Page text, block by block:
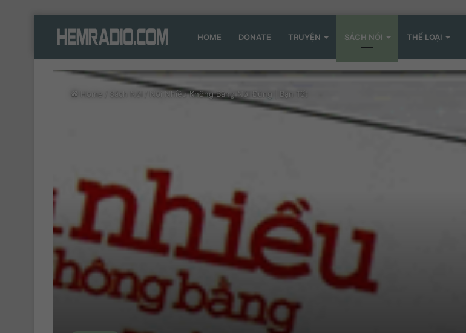
HOME DONATE TRUYỆN SÁCH NÓI THỂ LOẠI
Home Sách Nói Nói Nhiều Không Bằng Nói Đúng | Bạn Tốt